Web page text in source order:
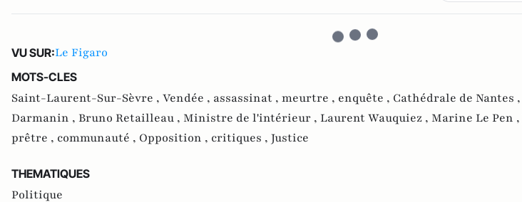
VU SUR:Le Figaro
MOTS-CLES
Saint-Laurent-Sur-Sèvre , Vendée , assassinat , meurtre , enquête , Cathédrale de Nantes ,
Darmanin , Bruno Retailleau , Ministre de l'intérieur , Laurent Wauquiez , Marine Le Pen ,
prêtre , communauté , Opposition , critiques , Justice
THEMATIQUES
Politique